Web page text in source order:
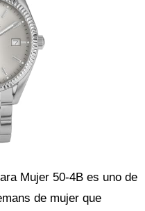
Mujer 50-4B es uno de
de mujer que